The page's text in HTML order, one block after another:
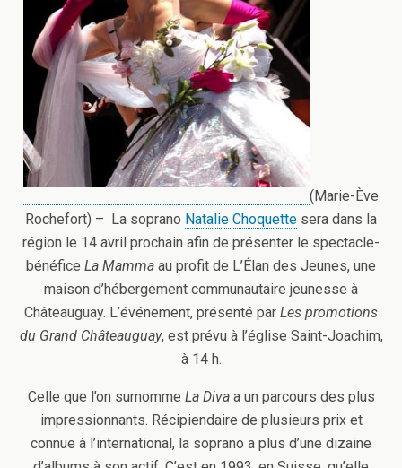
(Marie-Ève
Rochefort) – La soprano Natalie Choquette sera dans la
région le 14 avril prochain afin de présenter le spectacle-
bénéfice La Mamma au profit de L’Élan des Jeunes, une
maison d’hébergement communautaire jeunesse à
Châteauguay. L’événement, présenté par Les promotions
du Grand Châteauguay, est prévu à l’église Saint-Joachim,
à 14 h.
Celle que l’on surnomme La Divaa un parcours des plus
impressionnants. Récipiendaire de plusieurs prix et
connue à l’international, la soprano a plus d’une dizaine